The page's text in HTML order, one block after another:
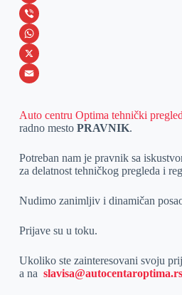
c
e
b
o
k
e
s
s
e
g
e
r
L
i
n
k
d
I
n
V
i
b
r
W
h
t
s
A
p
X
m
a
i
l
Auto centru Optima tehnički pregled
radno mesto PRAVNIK.
Potreban nam je pravnik sa
za delatnost tehničkog pregleda i
Nudimo zanimljiv i dinamičan
Prijave su u toku.
Ukoliko ste zainteresovani svoju
a na slavisa@autocentaroptima.rs